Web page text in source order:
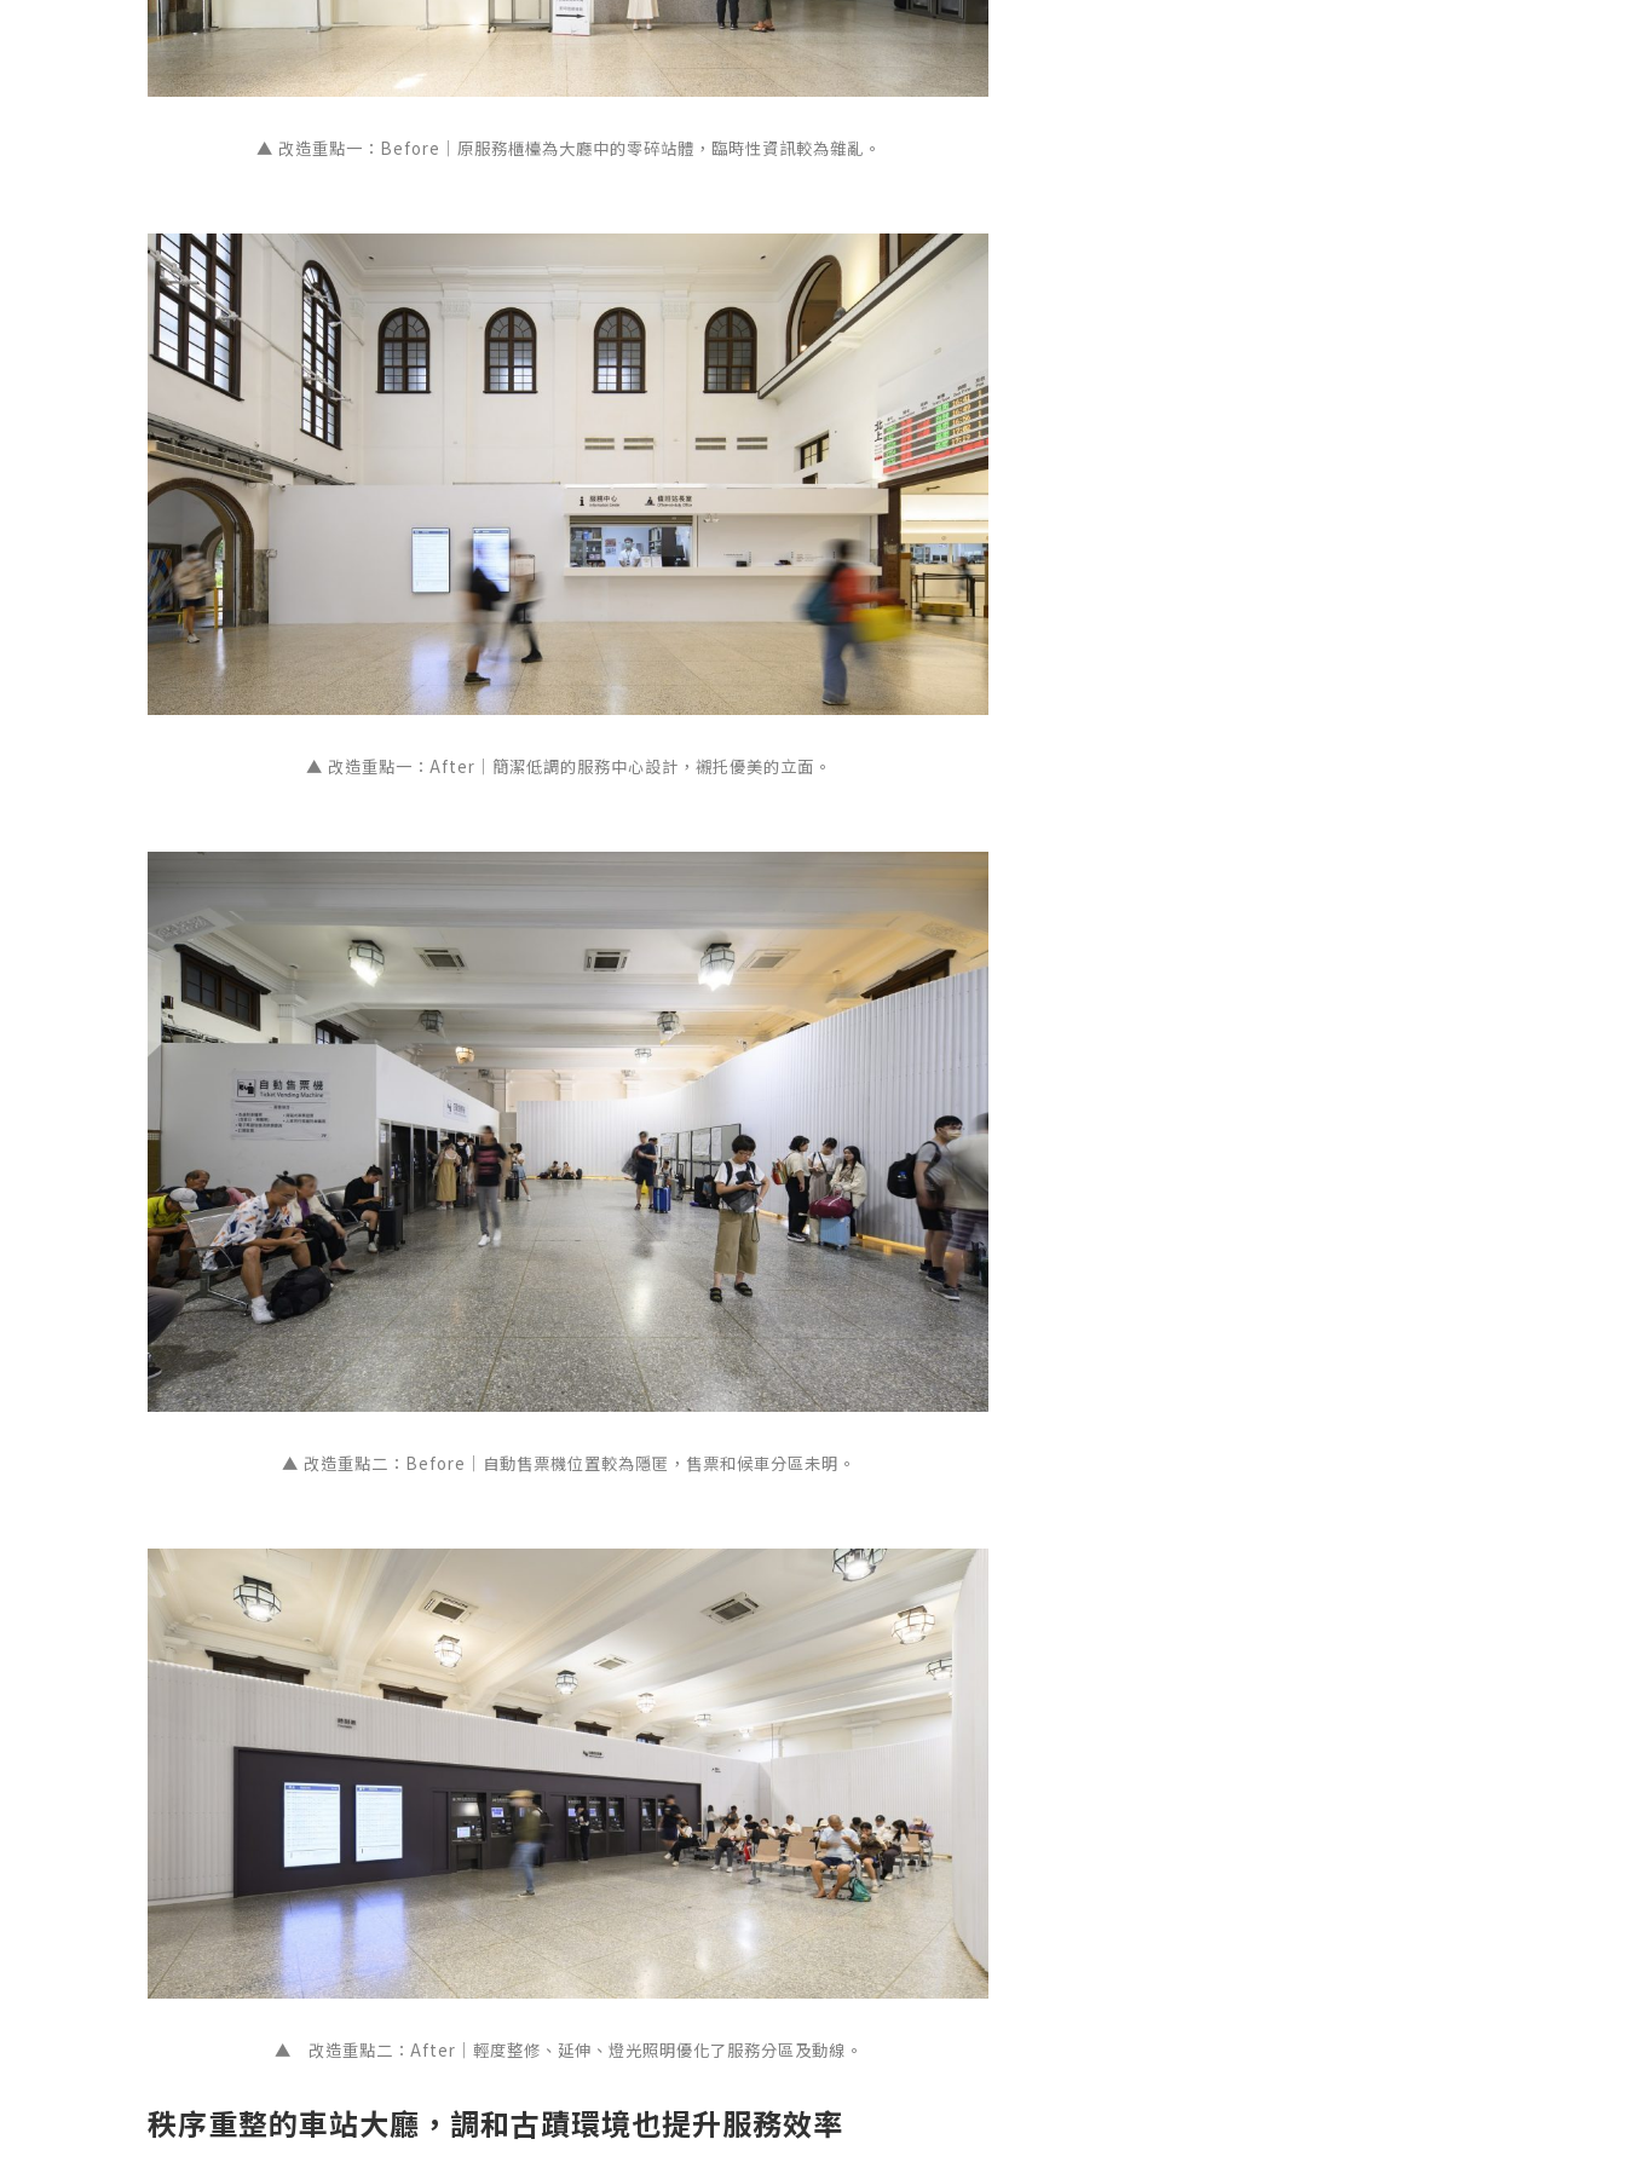
▲ 改造重點一：Before｜原服務櫃檯為大廳中的零碎站體，臨時性資訊較為雜亂。
▲ 改造重點一： After｜簡潔低調的服務中心設計，襯托優美的立面。
▲ 改造重點二： Before｜自動售票機位置較為隱匿，售票和候車分區未明。
▲ 改造重點二： After｜輕度整修、延伸、燈光照明優化了服務分區及動線。
秩序重整的車站大廳，調和古蹟環境也提升服務效率